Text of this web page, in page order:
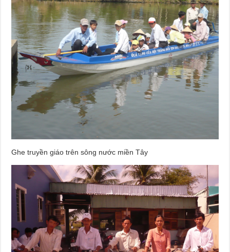
Ghe truyền giáo trên sông nước miền Tây